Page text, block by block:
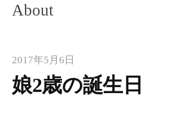
キ
About
2017年5月6日
娘2歳の誕生日